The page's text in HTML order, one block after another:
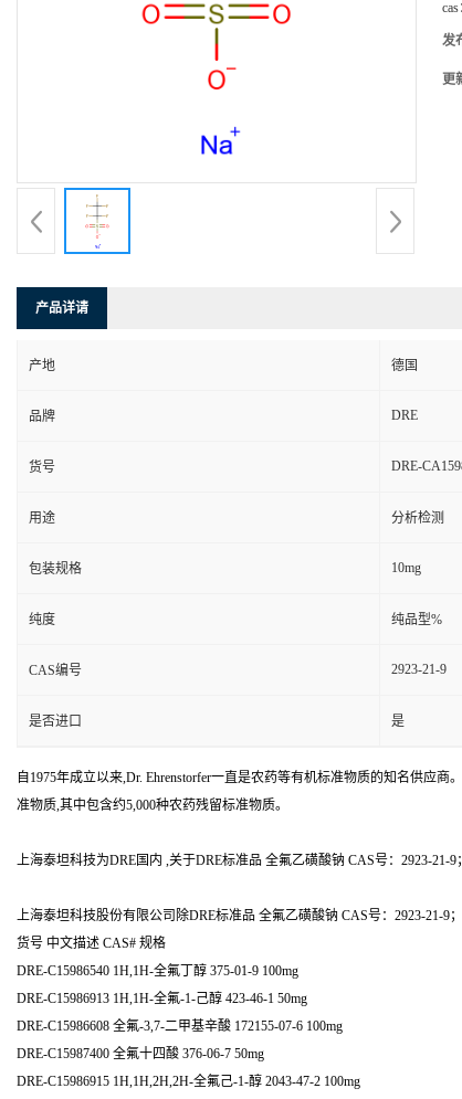
cas
发
更
产品详请
产地 德国
品牌 DRE
货号 DRE-
用途 分析检测
包装规格 10mg
纯度 纯品型%
CAS编号 2923-21-9
是否进口 是
自1975年成立以来,Dr. Ehrenstorfer一直是农药等有机标准物质的知名供应商
准物质,其中包含约5,000种农药残留标准物质。
上海泰坦科技为DRE国内 ,关于DRE标准品 全氟乙磺酸钠 CAS号：2923-
上海泰坦科技股份有限公司除DRE标准品 全氟乙磺酸钠 CAS号：2923-21-
货号 中文描述 CAS# 规格
DRE-C15986540 1H,1H-全氟丁醇 375-01-9 100mg
DRE-C15986913 1H,1H-全氟-1-己醇 423-46-1 50mg
DRE-C15986608 全氟-3,7-二甲基辛酸 172155-07-6 100mg
DRE-C15987400 全氟十四酸 376-06-7 50mg
DRE-C15986915 1H,1H,2H,2H-全氟己-1-醇 2043-47-2 100mg